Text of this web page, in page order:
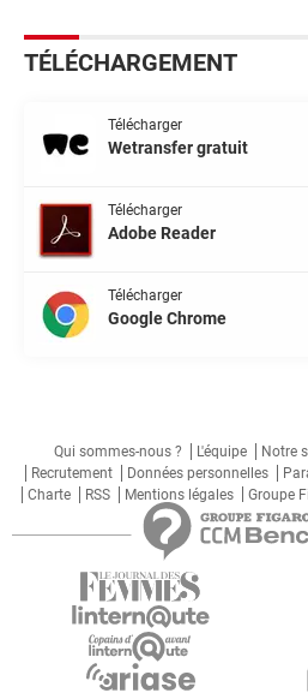
TÉLÉCHARGEMENT
Télécharger
Wetransfer gratuit
Télécharger
Adobe Reader
Télécharger
Google Chrome
Qui sommes-nous ? L'équipe Notre
Recrutement
Données personnelles
Charte
RSS Mentions légales Groupe